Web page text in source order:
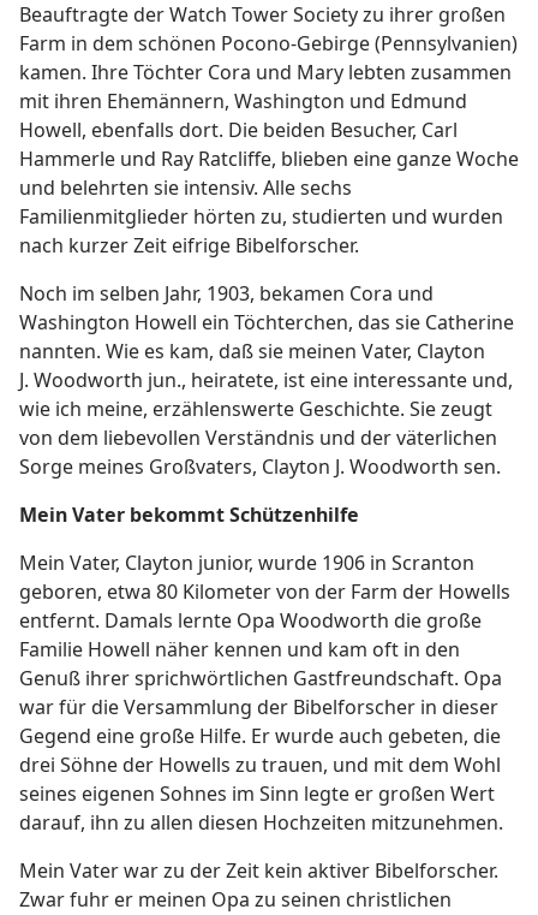
Beauftragte der Watch Tower Society zu ihrer großen
Farm in dem schönen Pocono-Gebirge (Pennsylvanien)
kamen. Ihre Töchter Cora und Mary lebten zusammen
mit ihren Ehemännern, Washington und Edmund
Howell, ebenfalls dort. Die beiden Besucher, Carl
Hammerle und Ray Ratcliffe, blieben eine ganze Woche
und belehrten sie intensiv. Alle sechs
Familienmitglieder hörten zu, studierten und wurden
nach kurzer Zeit eifrige Bibelforscher.
Noch im selben Jahr, 1903, bekamen Cora und
Washington Howell ein Töchterchen, das sie Catherine
nannten. Wie es kam, daß sie meinen Vater, Clayton
J. Woodworth jun., heiratete, ist eine interessante und,
wie ich meine, erzählenswerte Geschichte. Sie zeugt
von dem liebevollen Verständnis und der väterlichen
Sorge meines Großvaters, Clayton J. Woodworth sen.
Mein Vater bekommt Schützenhilfe
Mein Vater, Clayton junior, wurde 1906 in Scranton
geboren, etwa 80 Kilometer von der Farm der Howells
entfernt. Damals lernte Opa Woodworth die große
Familie Howell näher kennen und kam oft in den
Genuß ihrer sprichwörtlichen Gastfreundschaft. Opa
war für die Versammlung der Bibelforscher in dieser
Gegend eine große Hilfe. Er wurde auch gebeten, die
drei Söhne der Howells zu trauen, und mit dem Wohl
seines eigenen Sohnes im Sinn legte er großen Wert
darauf, ihn zu allen diesen Hochzeiten mitzunehmen.
Mein Vater war zu der Zeit kein aktiver Bibelforscher.
Zwar fuhr er meinen Opa zu seinen christlichen